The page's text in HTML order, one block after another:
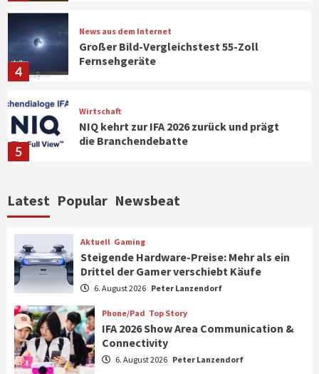
4
News aus dem Internet
Großer Bild-Vergleichstest 55-Zoll
Fernsehgeräte
5
Wirtschaft
NIQ kehrt zur IFA 2026 zurück und prägt
die Branchendebatte
6
CHERRY baut Vertriebsteam in
7
Smart Living Top Story
Verbraucher setzen immer mehr auf
Aktuell Gaming
Steigende Hardware-Preise: Mehr als ein
Latest Popular Newsbeat
Aktuell Gaming
Steigende Hardware-Preise: Mehr als ein
Drittel der Gamer verschiebt Käufe
6. August 2026 Peter Lanzendorf
Phone/Pad Top Story
IFA 2026 Show Area Communication &
Connectivity
6. August 2026 Peter Lanzendorf